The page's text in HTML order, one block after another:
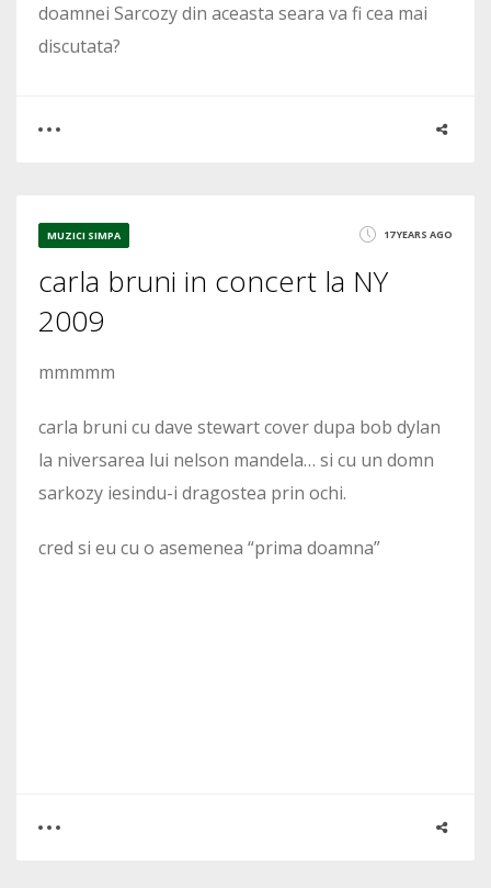
doamnei Sarcozy din aceasta seara va fi cea mai
discutata?
MUZICI SIMPA 17 YEARS AGO
carla bruni in concert la NY
2009
mmmmm
carla bruni cu dave stewart cover dupa bob dylan
la niversarea lui nelson mandela… si cu un domn
sarkozy iesindu-i dragostea prin ochi.
cred si eu cu o asemenea “prima doamna”